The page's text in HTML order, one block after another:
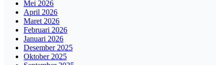
Mei 2026
April 2026
Maret 2026
Februari 2026
Januari 2026
Desember 2025
Oktober 2025